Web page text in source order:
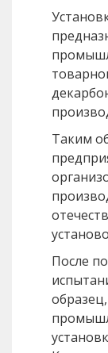
Таким
После